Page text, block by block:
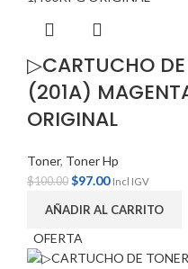
▷CARTUCHO
(201A)
ORIGINAL
Toner, Toner Hp
$100.00 $97.00 Incl IGV
AÑADIR AL CARRITO
OFERTA